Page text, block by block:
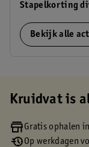
Stapelkorting
Bekijk alle
Kruidvat is
Gratis ophalen
Op werkdagen